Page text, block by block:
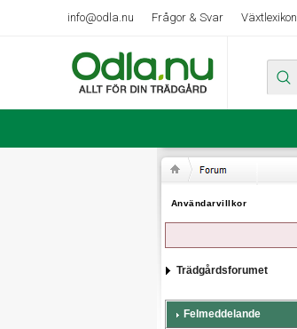
info@odla.nu Frågor & Svar Växtlexikon
Användarvillkor
Trädgårdsforumet
Felmeddelande